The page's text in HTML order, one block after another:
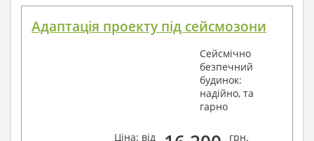
Адаптація проекту під сейсмозони
Сейсмічно
безпечний
будинок:
надійно, та
гарно
Ціна: від грн.